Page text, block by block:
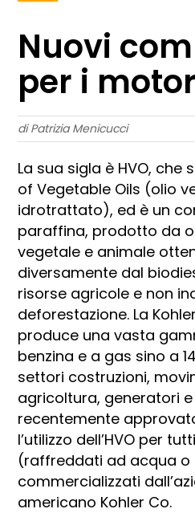
Nuovi
per i
di Patrizia Menicucci
La sua sigla è HVO,
of Vegetable Oils (olio
idrotrattato), ed è un
paraffina, prodotto da
vegetale e animale
diversamente dal
risorse agricole e non
deforestazione. La
produce una vasta
benzina e a gas sino a
settori costruzioni,
agricoltura, generatori
recentemente
l’utilizzo dell’HVO per
(raffreddati ad acqua o
commercializzati
americano Kohler Co.